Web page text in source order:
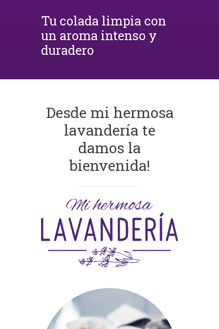
Tu colada limpia con
un aroma intenso y
duradero
Desde mi hermosa
lavandería te
damos la
bienvenida!